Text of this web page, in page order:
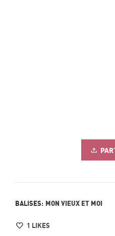
BALISES: MON VIEUX ET MOI
1 LIKES